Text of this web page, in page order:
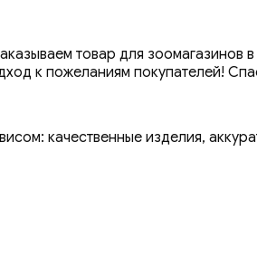
товар для
к пожеланиям покупателей!
качественные изделия,